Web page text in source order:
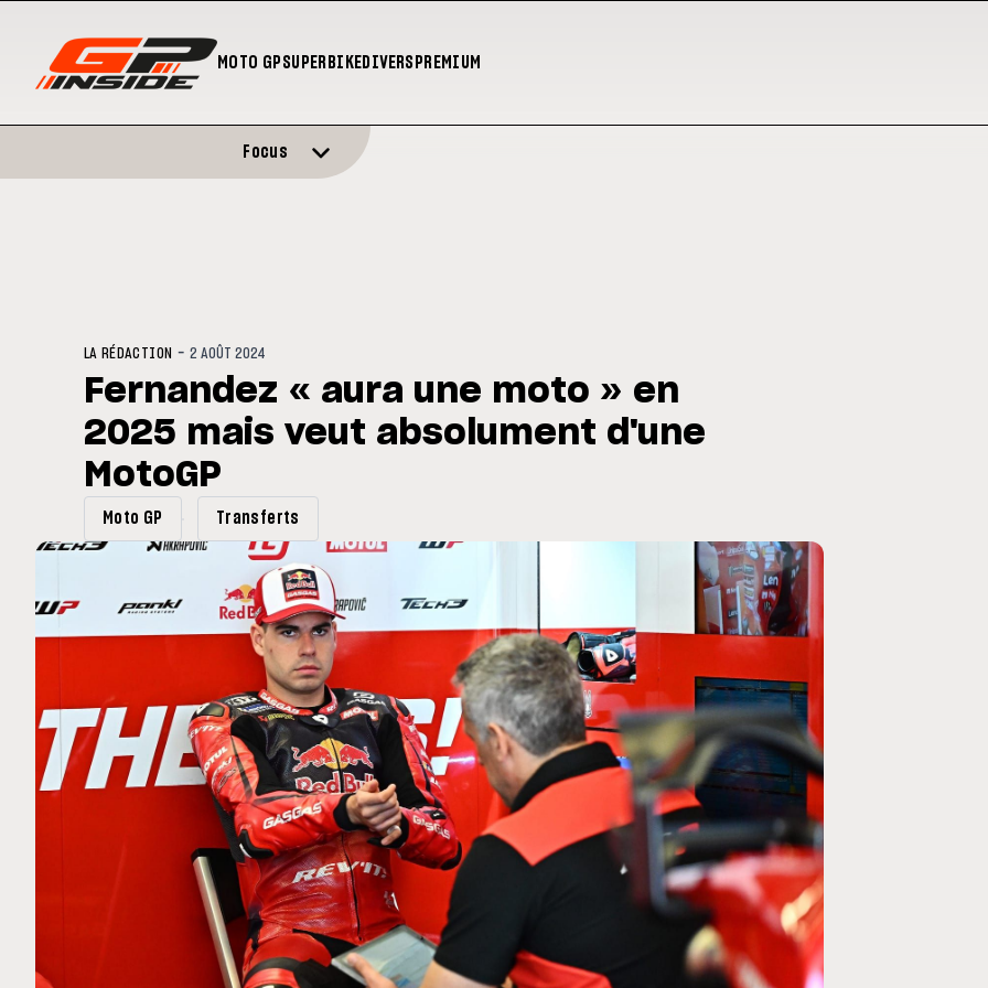
MOTO GPSUPERBIKEDIVERS PREMIUM
club spécial dans
MOTO GP
Silverstone : Horaires et Programme du GP de
Grande-Bretagne
Zarco évite l'opération et vise un
septembre
Focus
LA RÉDACTION -2 AOÛT 2024
Fernandez « aura une moto » en
2025 mais veut absolument d'une
MotoGP
Moto GP Transferts